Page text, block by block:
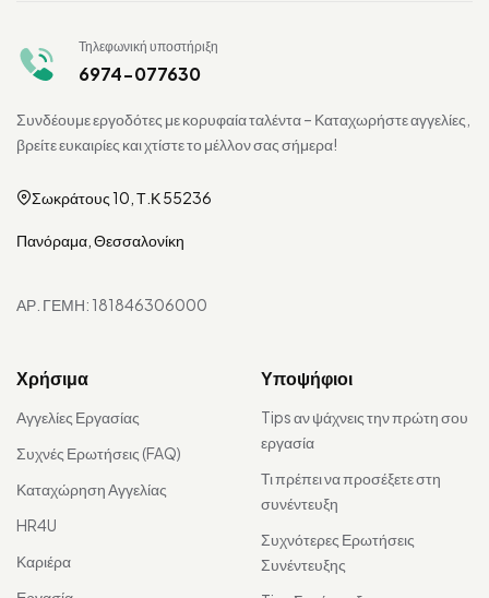
Τηλεφωνική υποστήριξη
6974-077630
Συνδέουμε εργοδότες με κορυφαία ταλέντα – Καταχωρήστε αγγελίες,
βρείτε ευκαιρίες και χτίστε το μέλλον σας σήμερα!
Σωκράτους 10, Τ.Κ 55236
Πανόραμα, Θεσσαλονίκη
ΑΡ. ΓΕΜΗ: 181846306000
Χρήσιμα
Αγγελίες Εργασίας
Συχνές Ερωτήσεις (FAQ)
Καταχώρηση Αγγελίας
HR4U
Καριέρα
Υποψήφιοι
Tips αν ψάχνεις την πρώτη σου
εργασία
Τι πρέπει να προσέξετε στη
συνέντευξη
Συχνότερες Ερωτήσεις
Συνέντευξης